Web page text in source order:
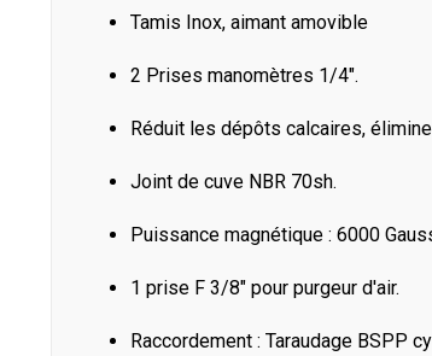
Tamis Inox, aimant amovible
2 Prises manomètres 1/4".
Réduit les dépôts calcaires,
Joint de cuve NBR 70sh.
Puissance magnétique : 6000
1 prise F 3/8" pour purgeur d'air.
Raccordement : Taraudage BSPP